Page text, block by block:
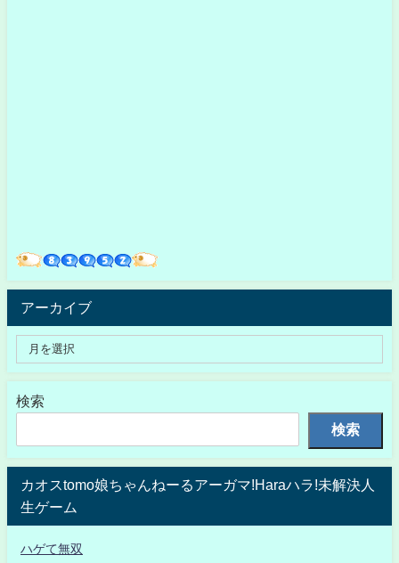
アーカイブ
検索
検索
カオスtomo娘ちゃんねーるアーガマ!Haraハラ!未解決人
生ゲーム
ハゲて無双